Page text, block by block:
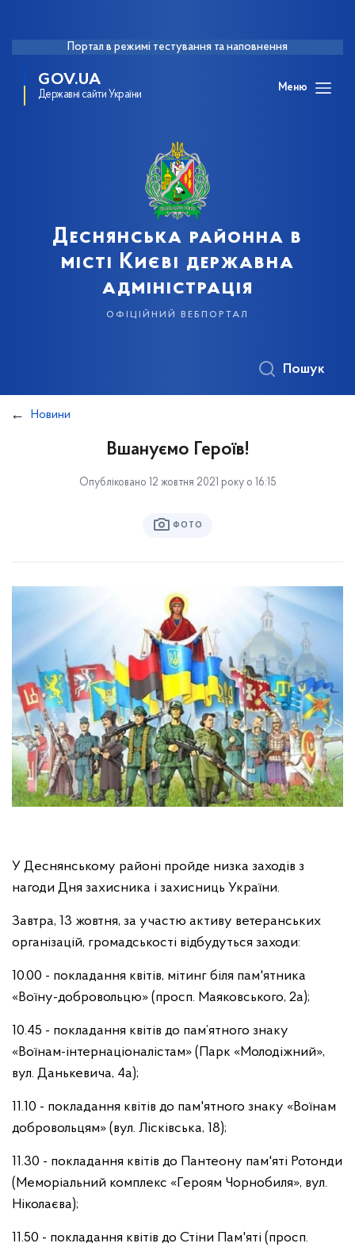
Портал в режимі тестування та наповнення
GOV.UA
Державні сайти України
Меню
Деснянська районна в
місті Києві державна
адміністрація
офіційний вебпортал
Пошук
Новини
Вшануємо Героїв!
Опубліковано 12 жовтня 2021 року о 16:15
ФОТО
У Деснянському районі пройде низка заходів з
нагоди Дня захисника і захисниць України.
Завтра, 13 жовтня, за участю активу ветеранських
організацій, громадськості відбудуться заходи:
10.00 - покладання квітів, мітинг біля пам'ятника
«Воїну-добровольцю» (просп. Маяковського, 2а);
10.45 - покладання квітів до пам’ятного знаку
«Воїнам-інтернаціоналістам» (Парк «Молодіжний»,
вул. Данькевича, 4а);
11.10 - покладання квітів до пам'ятного знаку «Воїнам
добровольцям» (вул. Лісківська, 18);
11.30 - покладання квітів до Пантеону пам'яті Ротонди
(Меморіальний комплекс «Героям Чорнобиля», вул.
Ніколаєва);
11.50 - покладання квітів до Стіни Пам'яті (просп.